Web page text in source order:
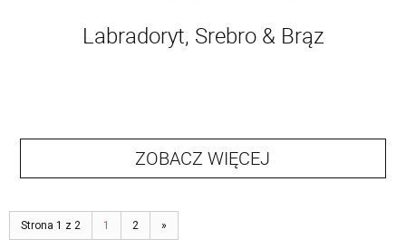
Labradoryt, Srebro & Brąz
ZOBACZ WIĘCEJ
Strona 1 z 2 1 2 »